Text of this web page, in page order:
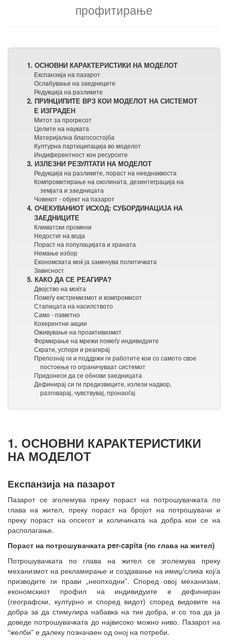
профитирање
1. ОСНОВНИ КАРАКТЕРИСТИКИ НА МОДЕЛОТ
Експанзија на пазарот
Ослабување на заедниците
Редукција на разликите
2. ПРИНЦИПИТЕ ВРЗ КОИ МОДЕЛОТ НА СИСТЕМОТ
Е ИЗГРАДЕН
Митот за прогресот
Целите на науката
Материјална благосостојба
Културна партиципација во моделот
Индиферентност кон ресурсите
3. ИЗЛЕЗНИ РЕЗУЛТАТИ НА МОДЕЛОТ
Редукција на разликите, пораст на нееднаквоста
Компромитирање на околината, дезинтеграција на
земјата и заедницата
Човекот - објект на пазарот
4. ОЧЕКУВАНИОТ ИСХОД: СУБОРДИНАЦИЈА НА
ЗАЕДНИЦИТЕ
Климатски промени
Недостиг на вода
Пораст на популацијата и храната
Немање избор
Економската моќ ја заменува политичката
Зависност
5. КАКО ДА СЕ РЕАГИРА?
Двојство на моќта
Помеѓу екстремизмот и компромисот
Стапицата на насилството
Само - паметно
Кохерентни акции
Оживување на проактивизмот
Формирање на мрежи помеѓу индивидуите
Скрати, успори и реагирај
Препознај ги и поддржи ги работите кои со самото свое
постоење го ограничуваат системот
Придонеси да се обнови заедницата
Дефинирај си ги предизвиците, излези надвор,
разговарај, чувствувај, пронаоѓај
1. ОСНОВНИ КАРАКТЕРИСТИКИ
НА МОДЕЛОТ
Експанзија на пазарот
Пазарот се зголемува преку пораст на потрошувачката по
глава на жител, преку пораст на бројот на потрошувачи и
преку пораст на опсегот и количината на добра кои се на
располагање.
Пораст на потрошувачката per-capita (по глава на жител)
Потрошувачката по глава на жител се зголемува преку
механизмот на рекламирање и создавање на имиџ/слика кој/а
призводите ги прави „неопходни”. Според овој механизам,
економскиот профил на индивидуите е дефиниран
(географски, културно и според видот) според видовите на
добра за да стимулира набавка на тие добра, и со тоа да ја
доведе потрошувачката до највисоко можно ниво. Пазарот на
“желби” е далеку позначаен од оној на потреби.